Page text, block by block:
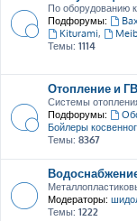
По оборудованию
Подфорумы:
Kiturami,
Темы: 1114
Отопление и
Системы
Подфорумы:
Бойлеры
Темы: 8367
Модераторы:
Темы: 1222